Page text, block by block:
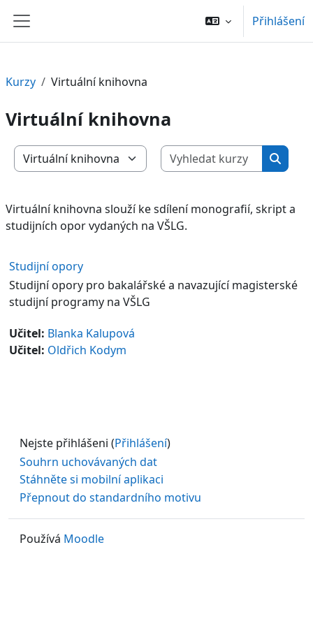
Boční panel
Přihlášení
Kurzy Virtuální knihovna
Virtuální knihovna
Kategorie kurzů
Virtuální knihovna slouží ke sdílení monografií, skript a
studijních opor vydaných na VŠLG.
Studijní opory
Studijní opory pro bakalářské a navazující magisterské
studijní programy na VŠLG
Učitel: Blanka Kalupová
Učitel: Oldřich Kodym
Nejste přihlášeni (Přihlášení)
Souhrn uchovávaných dat
Stáhněte si mobilní aplikaci
Přepnout do standardního motivu
Používá Moodle